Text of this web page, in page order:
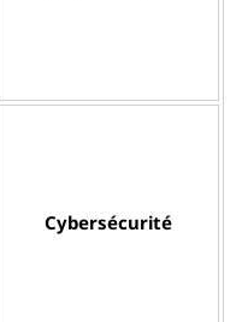
Cybersécurité